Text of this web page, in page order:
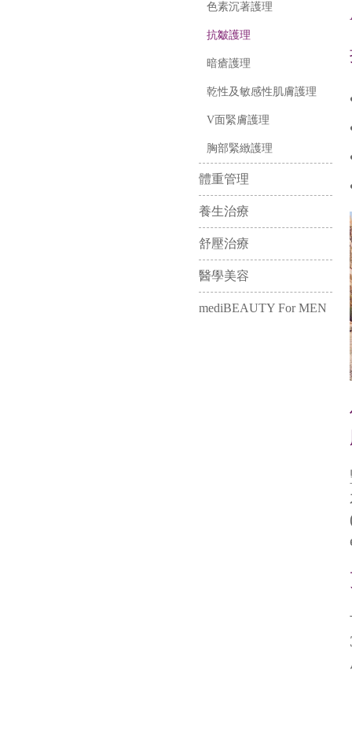
色素沉著護理
抗皺護理
暗瘡護理
乾性及敏感性肌膚護理
V面緊膚護理
胸部緊緻護理
體重管理
養生治療
舒壓治療
醫學美容
mediBEAUTY For MEN